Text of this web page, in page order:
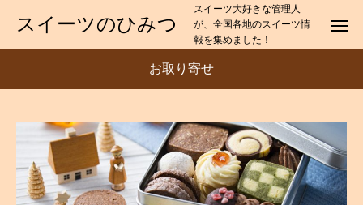
スイーツのひみつ
スイーツ大好きな管理人
が、全国各地のスイーツ情
報を集めました！
お取り寄せ